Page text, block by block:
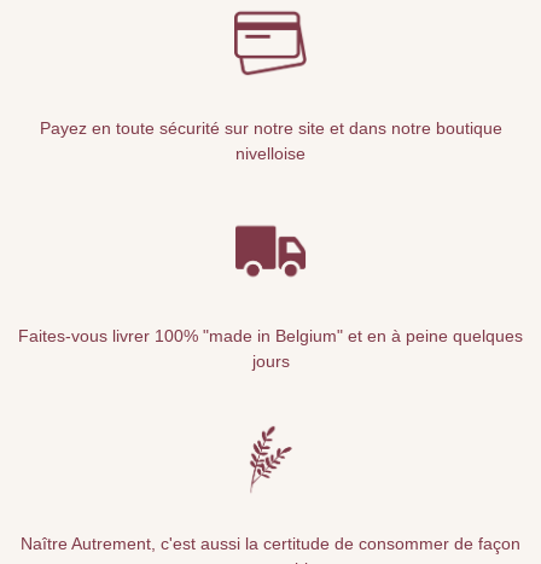
Payez en toute sécurité sur notre site et dans notre boutique
nivelloise
Faites-vous livrer 100% "made in Belgium" et en à peine quelques
jours
Naître Autrement, c'est aussi la certitude de consommer de façon